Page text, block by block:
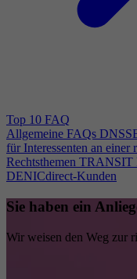
Top 10 FAQ
Allgemeine FAQs
für Interessenten an einer
Rechtsthemen TRANSIT
DENICdirect-Kunden
Sie haben ein
Wir weisen den Weg zur